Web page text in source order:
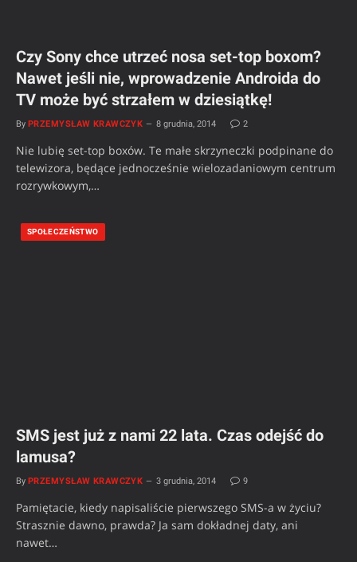
Czy Sony chce utrzeć nosa set-top boxom?
Nawet jeśli nie, wprowadzenie Androida do
TV może być strzałem w dziesiątkę!
By PRZEMYSŁAW KRAWCZYK 8 grudnia, 2014 2
Nie lubię set-top boxów. Te małe skrzyneczki podpinane do
telewizora, będące jednocześnie wielozadaniowym centrum
rozrywkowym,…
SPOŁECZEŃSTWO
SMS jest już z nami 22 lata. Czas odejść do
lamusa?
By PRZEMYSŁAW KRAWCZYK 3 grudnia, 2014 9
Pamiętacie, kiedy napisaliście pierwszego SMS-a w życiu?
Strasznie dawno, prawda? Ja sam dokładnej daty, ani
nawet…